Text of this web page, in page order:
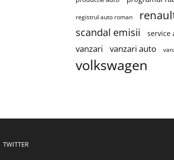
registrul auto roman
scandal emisii service
vanzari vanzari auto
volkswagen
TWITTER